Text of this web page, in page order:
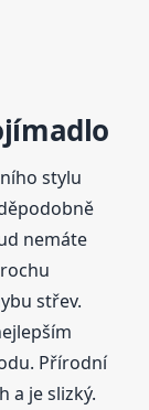
stylu
nemáte
střev.
Přírodní
a je slizký.